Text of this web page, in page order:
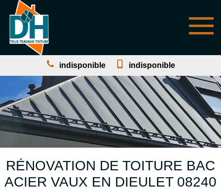
indisponible indisponible
RÉNOVATION DE TOITURE BAC
ACIER VAUX EN DIEULET 08240